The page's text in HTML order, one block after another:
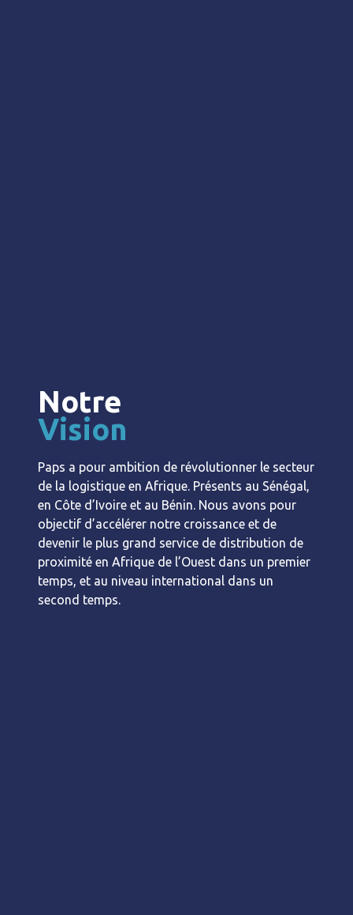
Notre
Vision
Paps a pour ambition de révolutionner le secteur
de la logistique en Afrique. Présents au Sénégal,
en Côte d’Ivoire et au Bénin. Nous avons pour
objectif d’accélérer notre croissance et de
devenir le plus grand service de distribution de
proximité en Afrique de l’Ouest dans un premier
temps, et au niveau international dans un
second temps.